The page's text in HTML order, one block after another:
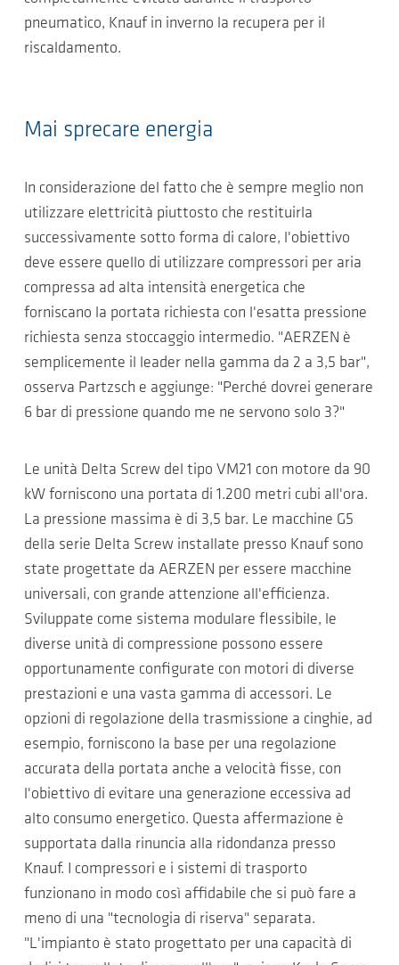
pneumatico, Knauf in inverno la recupera per il
riscaldamento.
Mai sprecare energia
In considerazione del fatto che è sempre meglio non
utilizzare elettricità piuttosto che restituirla
successivamente sotto forma di calore, l'obiettivo
deve essere quello di utilizzare compressori per aria
compressa ad alta intensità energetica che
forniscano la portata richiesta con l'esatta pressione
richiesta senza stoccaggio intermedio. "AERZEN è
semplicemente il leader nella gamma da 2 a 3,5 bar",
osserva Partzsch e aggiunge: "Perché dovrei generare
6 bar di pressione quando me ne servono solo 3?"
Le unità Delta Screw del tipo VM21 con motore da 90
kW forniscono una portata di 1.200 metri cubi all'ora.
La pressione massima è di 3,5 bar. Le macchine G5
della serie Delta Screw installate presso Knauf sono
state progettate da AERZEN per essere macchine
universali, con grande attenzione all'efficienza.
Sviluppate come sistema modulare flessibile, le
diverse unità di compressione possono essere
opportunamente configurate con motori di diverse
prestazioni e una vasta gamma di accessori. Le
opzioni di regolazione della trasmissione a cinghie, ad
esempio, forniscono la base per una regolazione
accurata della portata anche a velocità fisse, con
l'obiettivo di evitare una generazione eccessiva ad
alto consumo energetico. Questa affermazione è
supportata dalla rinuncia alla ridondanza presso
Knauf. I compressori e i sistemi di trasporto
funzionano in modo così affidabile che si può fare a
meno di una "tecnologia di riserva" separata.
"L'impianto è stato progettato per una capacità di